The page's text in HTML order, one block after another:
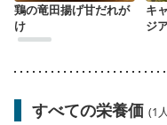
鶏の竜田揚げ甘だれが
け
キ
ジ
すべての栄養価 (1